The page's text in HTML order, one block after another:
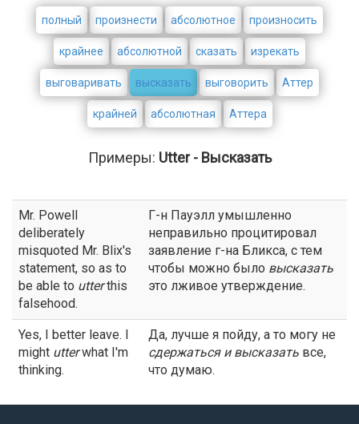
полный произнести абсолютное произносить
крайнее абсолютной сказать изрекать
выговаривать высказать выговорить Аттер
крайней абсолютная Аттера
Примеры: Utter - Высказать
Mr. Powell
deliberately
misquoted Mr. Blix's
statement, so as to
be able to utterthis
falsehood.
Г-н Пауэлл умышленно
неправильно процитировал
заявление г-на Бликса, с тем
чтобы можно было высказать
это лживое утверждение.
Yes, I better leave. I
might utterwhat I'm
thinking.
Да, лучше я пойду, а то могу не
сдержаться и высказать все,
что думаю.